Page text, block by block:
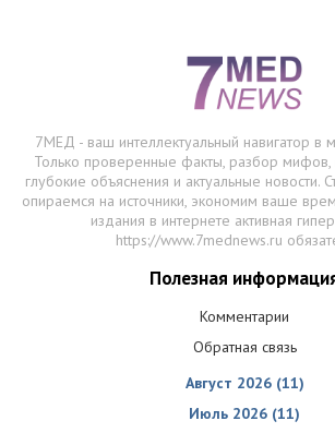
7МЕД - ваш интеллектуальный навигатор в
Только проверенные факты, разбор мифов,
глубокие объяснения и актуальные новости.
опираемся на источники, экономим ваше
издания в интернете активная
https://www.7mednews.ru
Полезная
Комментарии
Обратная связь
Август 2026 (11)
Июль 2026 (11)